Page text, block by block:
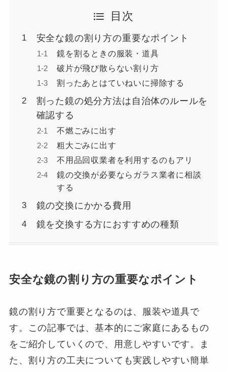
目次
安全な鏡の割り方の重要なポイント
鏡を割るときの服装・道具
破片が飛び散らない割り方
割ったあとはていねいに掃除する
割った鏡の処分方法は自治体のルールを
確認する
不燃ごみに出す
粗大ごみに出す
不用品回収業者を利用するのもアリ
鏡の交換が必要ならガラス業者に相談
する
鏡の交換にかかる費用
鏡を交換する方におすすめの種類
安全な鏡の割り方の重要なポイント
鏡の割り方で重要となるのは、服装や道具で
す。この記事では、基本的にご家庭にあるもの
をご紹介していくので、用意しやすいです。ま
た、割り方の工夫についても実践しやすい簡単